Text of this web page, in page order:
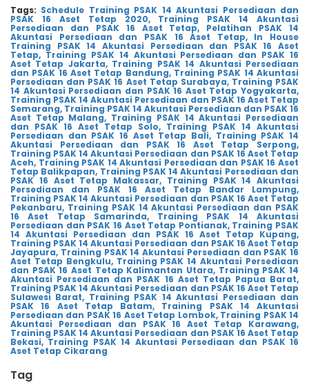
Tags: Schedule Training PSAK 14 Akuntasi Persediaan dan
PSAK 16 Aset Tetap 2020, Training PSAK 14 Akuntasi
Persediaan dan PSAK 16 Aset Tetap, Pelatihan PSAK 14
Akuntasi Persediaan dan PSAK 16 Aset Tetap, In House
Training PSAK 14 Akuntasi Persediaan dan PSAK 16 Aset
Tetap, Training PSAK 14 Akuntasi Persediaan dan PSAK 16
Aset Tetap Jakarta, Training PSAK 14 Akuntasi Persediaan
dan PSAK 16 Aset Tetap Bandung, Training PSAK 14 Akuntasi
Persediaan dan PSAK 16 Aset Tetap Surabaya, Training PSAK
14 Akuntasi Persediaan dan PSAK 16 Aset Tetap Yogyakarta,
Training PSAK 14 Akuntasi Persediaan dan PSAK 16 Aset Tetap
Semarang, Training PSAK 14 Akuntasi Persediaan dan PSAK 16
Aset Tetap Malang, Training PSAK 14 Akuntasi Persediaan
dan PSAK 16 Aset Tetap Solo, Training PSAK 14 Akuntasi
Persediaan dan PSAK 16 Aset Tetap Bali, Training PSAK 14
Akuntasi Persediaan dan PSAK 16 Aset Tetap Serpong,
Training PSAK 14 Akuntasi Persediaan dan PSAK 16 Aset Tetap
Aceh, Training PSAK 14 Akuntasi Persediaan dan PSAK 16 Aset
Tetap Balikpapan, Training PSAK 14 Akuntasi Persediaan dan
PSAK 16 Aset Tetap Makassar, Training PSAK 14 Akuntasi
Persediaan dan PSAK 16 Aset Tetap Bandar Lampung,
Training PSAK 14 Akuntasi Persediaan dan PSAK 16 Aset Tetap
Pekanbaru, Training PSAK 14 Akuntasi Persediaan dan PSAK
16 Aset Tetap Samarinda, Training PSAK 14 Akuntasi
Persediaan dan PSAK 16 Aset Tetap Pontianak, Training PSAK
14 Akuntasi Persediaan dan PSAK 16 Aset Tetap Kupang,
Training PSAK 14 Akuntasi Persediaan dan PSAK 16 Aset Tetap
Jayapura, Training PSAK 14 Akuntasi Persediaan dan PSAK 16
Aset Tetap Bengkulu, Training PSAK 14 Akuntasi Persediaan
dan PSAK 16 Aset Tetap Kalimantan Utara, Training PSAK 14
Akuntasi Persediaan dan PSAK 16 Aset Tetap Papua Barat,
Training PSAK 14 Akuntasi Persediaan dan PSAK 16 Aset Tetap
Sulawesi Barat, Training PSAK 14 Akuntasi Persediaan dan
PSAK 16 Aset Tetap Batam, Training PSAK 14 Akuntasi
Persediaan dan PSAK 16 Aset Tetap Lombok, Training PSAK 14
Akuntasi Persediaan dan PSAK 16 Aset Tetap Karawang,
Training PSAK 14 Akuntasi Persediaan dan PSAK 16 Aset Tetap
Bekasi, Training PSAK 14 Akuntasi Persediaan dan PSAK 16
Aset Tetap Cikarang
Tag